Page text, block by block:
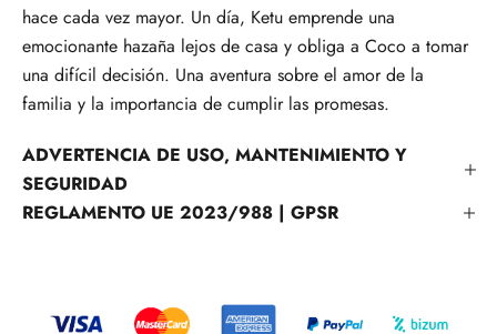
hace cada vez mayor. Un día, Ketu emprende una
emocionante hazaña lejos de casa y obliga a Coco a tomar
una difícil decisión. Una aventura sobre el amor de la
familia y la importancia de cumplir las promesas.
ADVERTENCIA DE USO, MANTENIMIENTO Y
SEGURIDAD
REGLAMENTO UE 2023/988 | GPSR